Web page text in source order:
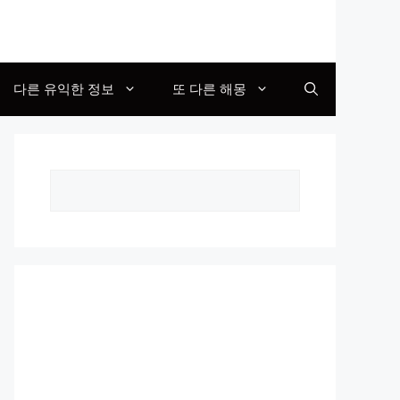
다른 유익한 정보 또 다른 해몽